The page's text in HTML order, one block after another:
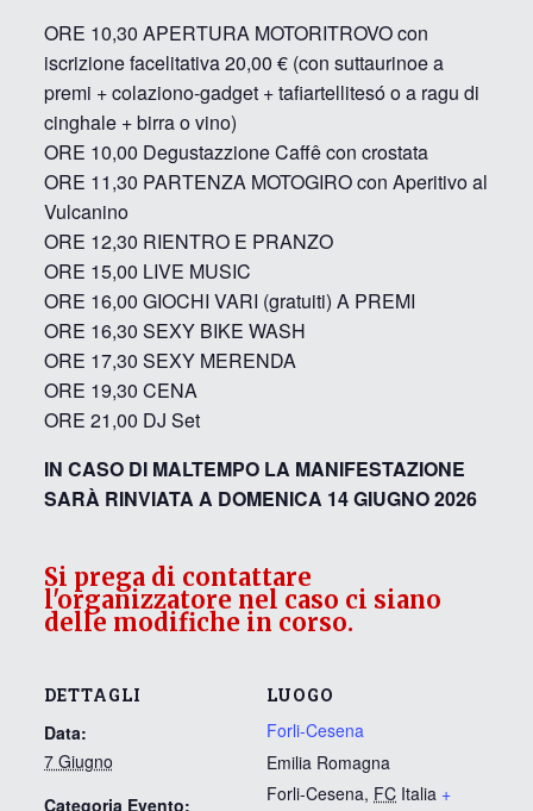
ORE 10,30 APERTURA MOTORITROVO con
iscrizione facelitativa 20,00 € (con suttaurinoe a
premi + colaziono-gadget + tafiartellitesó o a ragu di
cinghale + birra o vino)
ORE 10,00 Degustazzione Caffê con crostata
ORE 11,30 PARTENZA MOTOGIRO con Aperitivo al
Vulcanino
ORE 12,30 RIENTRO E PRANZO
ORE 15,00 LIVE MUSIC
ORE 16,00 GIOCHI VARI (gratuiti) A PREMI
ORE 16,30 SEXY BIKE WASH
ORE 17,30 SEXY MERENDA
ORE 19,30 CENA
ORE 21,00 DJ Set
IN CASO DI MALTEMPO LA MANIFESTAZIONE
SARÀ RINVIATA A DOMENICA 14 GIUGNO 2026
DETTAGLI
Data:
7 Giugno
Categoria Evento:
LUOGO
Forli-Cesena
Emilia Romagna
Forli-Cesena, FC Italia +
Si prega di contattare
l'organizzatore nel caso ci siano
delle modifiche in corso.